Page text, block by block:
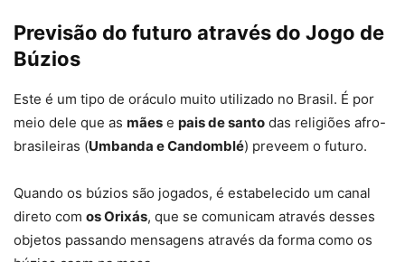
Previsão do futuro através do Jogo de
Búzios
Este é um tipo de oráculo muito utilizado no Brasil. É por
meio dele que as mães e pais de santo das religiões afro-
brasileiras (Umbanda e Candomblé) preveem o futuro.
Quando os búzios são jogados, é estabelecido um canal
direto com os Orixás, que se comunicam através desses
objetos passando mensagens através da forma como os